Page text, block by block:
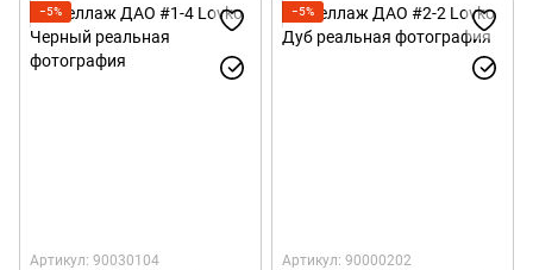
−5%
Артикул: 90030104
−5%
Артикул: 90000202